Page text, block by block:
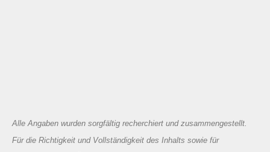
Alle Angaben wurden sorgfältig recherchiert und zusammengestellt.
Für die Richtigkeit und Vollständigkeit des Inhalts sowie für